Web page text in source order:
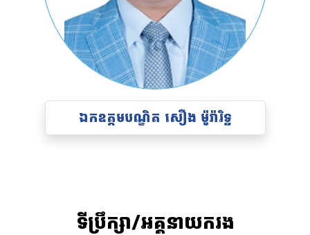
ឯកឧត្ដមបណ្ឌិត សឿង ម៉ូរ៉ារិទ្ធ
ទីប្រឹក្សា/អគ្គនាយករង